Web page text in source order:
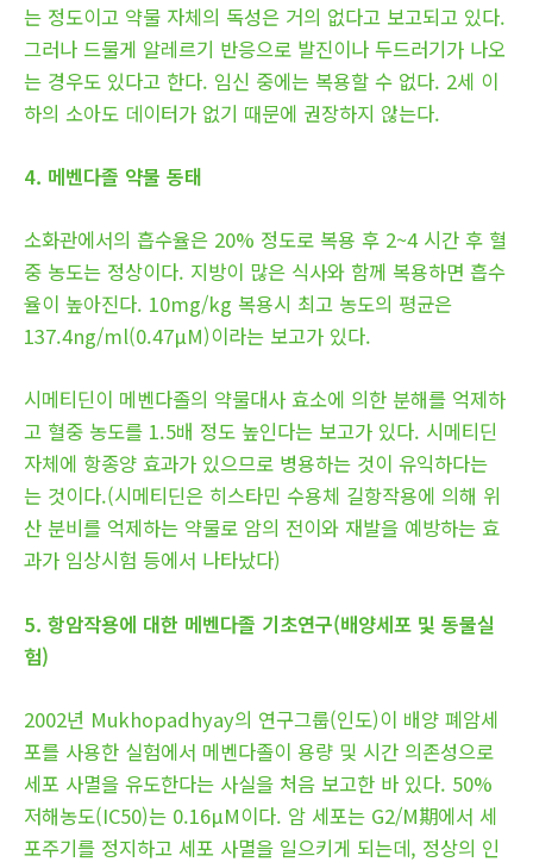
는 정도이고 약물 자체의 독성은 거의 없다고 보고되고 있다.
그러나 드물게 알레르기 반응으로 발진이나 두드러기가 나오
는 경우도 있다고 한다. 임신 중에는 복용할 수 없다. 2세 이
하의 소아도 데이터가 없기 때문에 권장하지 않는다.
4. 메벤다졸 약물 동태
소화관에서의 흡수율은 20% 정도로 복용 후 2~4 시간 후 혈
중 농도는 정상이다. 지방이 많은 식사와 함께 복용하면 흡수
율이 높아진다. 10mg/kg 복용시 최고 농도의 평균은
137.4ng/ml(0.47μM)이라는 보고가 있다.
시메티딘이 메벤다졸의 약물대사 효소에 의한 분해를 억제하
고 혈중 농도를 1.5배 정도 높인다는 보고가 있다. 시메티딘
자체에 항종양 효과가 있으므로 병용하는 것이 유익하다는
는 것이다.(시메티딘은 히스타민 수용체 길항작용에 의해 위
산 분비를 억제하는 약물로 암의 전이와 재발을 예방하는 효
과가 임상시험 등에서 나타났다)
5. 항암작용에 대한 메벤다졸 기초연구(배양세포 및 동물실
험)
2002년 Mukhopadhyay의 연구그룹(인도)이 배양 폐암세
포를 사용한 실험에서 메벤다졸이 용량 및 시간 의존성으로
세포 사멸을 유도한다는 사실을 처음 보고한 바 있다. 50%
저해농도(IC50)는 0.16μM이다. 암 세포는 G2/M期에서 세
포주기를 정지하고 세포 사멸을 일으키게 되는데, 정상의 인